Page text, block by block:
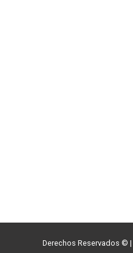
Derechos Reservados © |